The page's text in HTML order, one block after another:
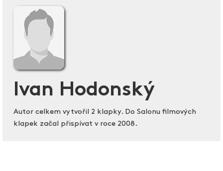
Ivan Hodonský
Autor celkem vytvořil 2 klapky. Do Salonu filmových
klapek začal přispívat v roce 2008.